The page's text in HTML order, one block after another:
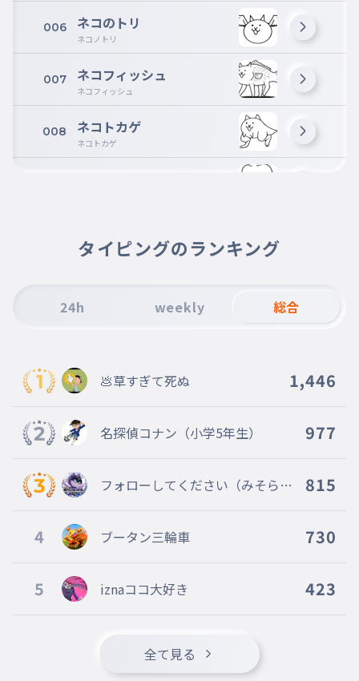
006 ネコのトリ
ネコノトリ
007 ネコフィッシュ
ネコフィッシュ
008 ネコトカゲ
ネコトカゲ
タイピングのランキング
24h weekly 総合
💩草すぎて死ぬ 1,446
名探偵コナン（小学5年生） 977
フォローしてください（みそらキ
815
4 ブータン三輪車 730
5 iznaココ大好き 423
全て見る